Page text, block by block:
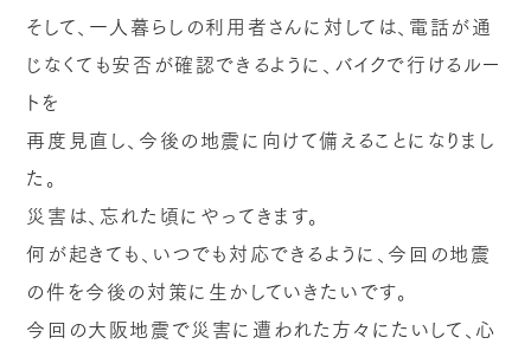
そして、一人暮らしの利用者さんに対しては、電話が通
じなくても安否が確認できるように、バイクで行けるルー
トを
再度見直し、今後の地震に向けて備えることになりまし
た。
災害は、忘れた頃にやってきます。
何が起きても、いつでも対応できるように、今回の地震
の件を今後の対策に生かしていきたいです。
今回の大阪地震で災害に遭われた方々にたいして、心